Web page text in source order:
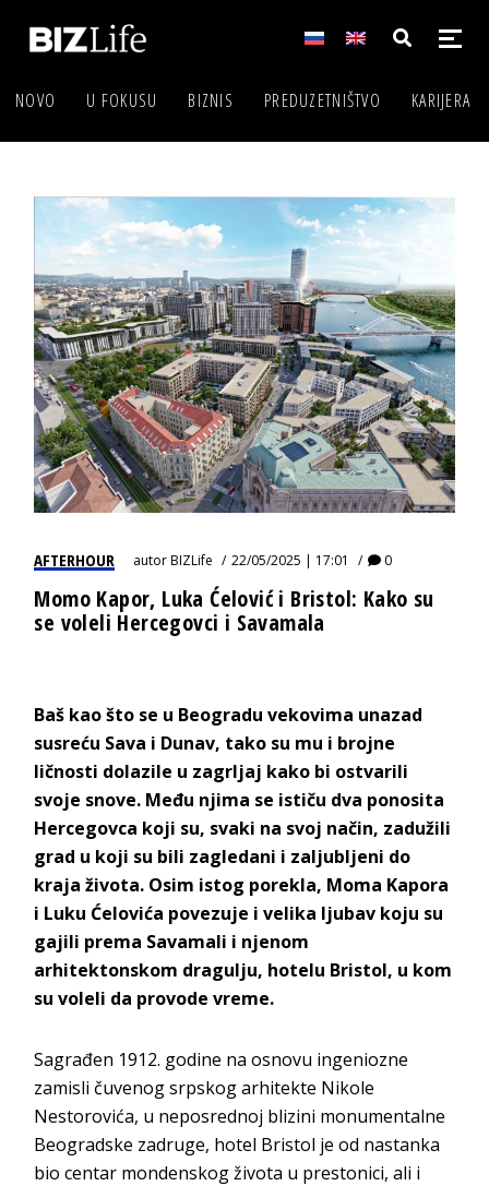
NOVO U FOKUSU BIZNIS PREDUZETNIŠTVO KARIJERA
AFTERHOUR autorBIZLife 22/05/2025 | 17:01 0
Momo Kapor, Luka Ćelović i Bristol: Kako su
se voleli Hercegovci i Savamala
Baš kao što se u Beogradu vekovima unazad
susreću Sava i Dunav, tako su mu i brojne
ličnosti dolazile u zagrljaj kako bi ostvarili
svoje snove. Među njima se ističu dva ponosita
Hercegovca koji su, svaki na svoj način, zadužili
grad u koji su bili zagledani i zaljubljeni do
kraja života. Osim istog porekla, Moma Kapora
i Luku Ćelovića povezuje i velika ljubav koju su
gajili prema Savamali i njenom
arhitektonskom dragulju, hotelu Bristol, u kom
su voleli da provode vreme.
Sagrađen 1912. godine na osnovu ingeniozne
zamisli čuvenog srpskog arhitekte Nikole
Nestorovića, u neposrednoj blizini monumentalne
Beogradske zadruge, hotel Bristol je od nastanka
bio centar mondenskog života u prestonici, ali i